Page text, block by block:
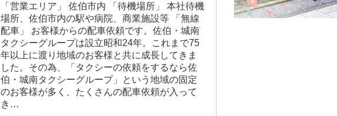
「営業エリア」 佐伯市内 「待機場所」 本社待機
場所、佐伯市内の駅や病院、商業施設等 「無線
配車」 お客様からの配車依頼です。佐伯・城南
タクシーグループは設立昭和24年。これまで75
年以上に渡り地域のお客様と共に成長してきま
した。その為、「タクシーの依頼をするなら佐
伯・城南タクシーグループ」という地域の固定
のお客様が多く、たくさんの配車依頼が入って
き…